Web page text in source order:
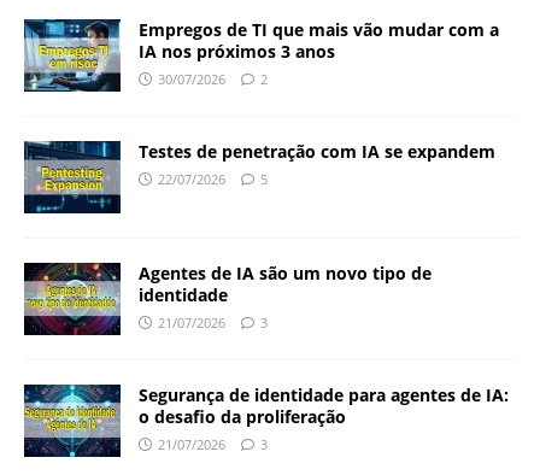
Empregos de TI que mais vão mudar com a
IA nos próximos 3 anos
30/07/2026 2
Testes de penetração com IA se expandem
22/07/2026 5
Agentes de IA são um novo tipo de
identidade
21/07/2026 3
Segurança de identidade para agentes de IA:
o desafio da proliferação
21/07/2026 3